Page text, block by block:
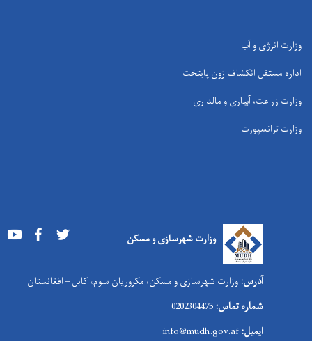
وزارت انرژی و آب
اداره مستقل انکشاف زون پایتخت
وزارت زراعت، آبیاری و مالداری
وزارت ترانسپورت
وزارت شهرسازی و مسکن Youtube Facebook
آدرس: وزارت شهرسازی و مسکن، مکروریان سوم، کابل – افغانستان
شماره تماس:
ایمیل: info@mudh.gov.af